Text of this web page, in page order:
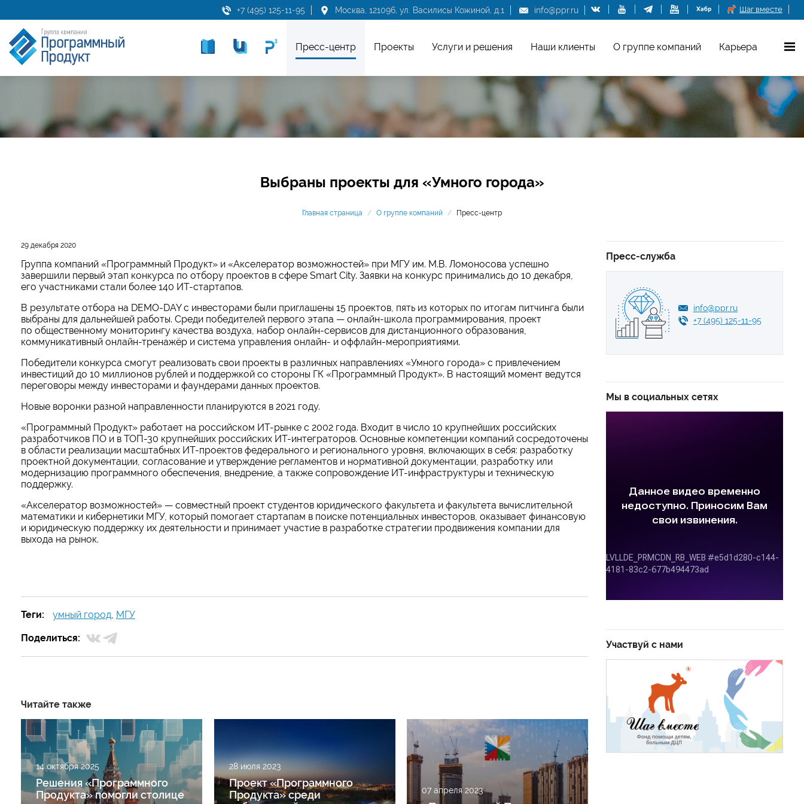
+7 (495) 125-11-95 Москва, 121096, ул. Василисы Кожиной, д.1 info@ppr.ru Шаг вместе
Пресс-центр Проекты Услуги и решения Наши клиенты О группе компаний Карьера
Выбраны проекты для «Умного города»
Главная страница / О группе компаний / Пресс-центр
29 декабря 2020
Группа компаний «Программный Продукт» и «Акселератор возможностей» при МГУ им. М.В. Ломоносова успешно
завершили первый этап конкурса по отбору проектов в сфере Smart City. Заявки на конкурс принимались до 10 декабря,
его участниками стали более 140 ИТ-стартапов.
В результате отбора на DEMO-DAY с инвесторами были приглашены 15 проектов, пять из которых по итогам питчинга были
выбраны для дальнейшей работы. Среди победителей первого этапа — онлайн-школа программирования, проект
по общественному мониторингу качества воздуха, набор онлайн-сервисов для дистанционного образования,
коммуникативный онлайн-тренажёр и система управления онлайн- и оффлайн-мероприятиями.
Победители конкурса смогут реализовать свои проекты в различных направлениях «Умного города» с привлечением
инвестиций до 10 миллионов рублей и поддержкой со стороны ГК «Программный Продукт». В настоящий момент ведутся
переговоры между инвесторами и фаундерами данных проектов.
Новые воронки разной направленности планируются в 2021 году.
«Программный Продукт» работает на российском ИТ-рынке с 2002 года. Входит в число 10 крупнейших российских
разработчиков ПО и в ТОП-30 крупнейших российских ИТ-интеграторов. Основные компетенции компаний сосредоточены
в области реализации масштабных ИТ-проектов федерального и регионального уровня, включающих в себя: разработку
проектной документации, согласование и утверждение регламентов и нормативной документации, разработку или
модернизацию программного обеспечения, внедрение, а также сопровождение ИТ-инфраструктуры и техническую
поддержку.
«Акселератор возможностей» — совместный проект студентов юридического факультета и факультета вычислительной
математики и кибернетики МГУ, который помогает стартапам в поиске потенциальных инвесторов, оказывает финансовую
и юридическую поддержку их деятельности и принимает участие в разработке стратегии продвижения компании для
выхода на рынок.
Теги: умный город, МГУ
Поделиться:
Читайте также
14 октября 2025
Решения «Программного
Продукта» помогли столице
28 июля 2023
Проект «Программного
Продукта» среди
07 апреля 2023
Пресс-служба
info@ppr.ru
+7 (495) 125-11-95
Мы в социальных сетях
Участвуй с нами